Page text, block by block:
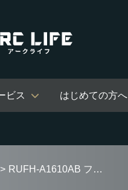
ビス はじめての方へ
RUFH-A1610AB フルオートタイプ